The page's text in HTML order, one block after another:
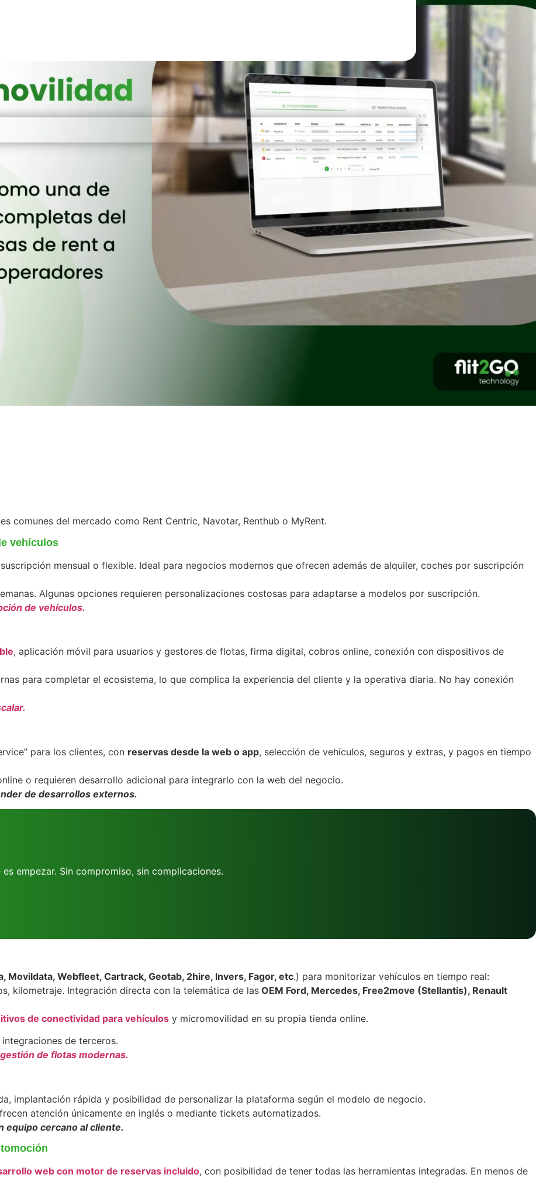
comunes del mercado como Rent Centric, Navotar, Renthub o MyRent.
vehículos
mensual o flexible. Ideal para negocios modernos que ofrecen además de alquiler, coches por suscripción
Algunas opciones requieren personalizaciones costosas para adaptarse a modelos por suscripción.
de vehículos.
, aplicación móvil para usuarios y gestores de flotas, firma digital, cobros online, conexión con dispositivos de
para completar el ecosistema, lo que complica la experiencia del cliente y la operativa diaria. No hay conexión
para los clientes, con reservas desde la web o app, selección de vehículos, seguros y extras, y pagos en tiempo
o requieren desarrollo adicional para integrarlo con la web del negocio.
de desarrollos externos.
empezar. Sin compromiso, sin complicaciones.
Movildata, Webfleet, Cartrack, Geotab, 2hire, Invers, Fagor, etc.) para monitorizar vehículos en tiempo real:
kilometraje. Integración directa con la telemática de las OEM Ford, Mercedes, Free2move (Stellantis), Renault
de conectividad para vehículos y micromovilidad en su propia tienda online.
de terceros.
de flotas modernas.
implantación rápida y posibilidad de personalizar la plataforma según el modelo de negocio.
atención únicamente en inglés o mediante tickets automatizados.
equipo cercano al cliente.
web con motor de reservas incluido, con posibilidad de tener todas las herramientas integradas. En menos de